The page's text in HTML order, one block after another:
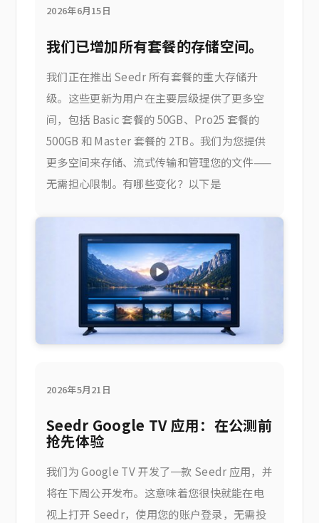
2026年6月15日
我们已增加所有套餐的存储空间。
我们正在推出 Seedr 所有套餐的重大存储升
级。这些更新为用户在主要层级提供了更多空
间，包括 Basic 套餐的 50GB、Pro25 套餐的
500GB 和 Master 套餐的 2TB。我们为您提供
更多空间来存储、流式传输和管理您的文件——
无需担心限制。有哪些变化？以下是
2026年5月21日
Seedr Google TV 应用：在公测前
抢先体验
我们为 Google TV 开发了一款 Seedr 应用，并
将在下周公开发布。这意味着您很快就能在电
视上打开 Seedr，使用您的账户登录，无需投